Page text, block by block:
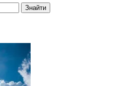
Знайти